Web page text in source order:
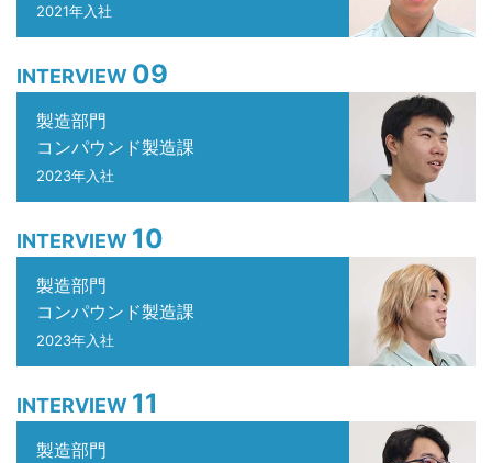
2021年入社
INTERVIEW 09
製造部門
コンパウンド製造課
2023年入社
INTERVIEW 10
製造部門
コンパウンド製造課
2023年入社
INTERVIEW 11
製造部門